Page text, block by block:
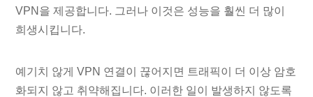
VPN을 제공합니다. 그러나 이것은 성능을 훨씬 더 많이
희생시킵니다.
예기치 않게 VPN 연결이 끊어지면 트래픽이 더 이상 암호
화되지 않고 취약해집니다. 이러한 일이 발생하지 않도록